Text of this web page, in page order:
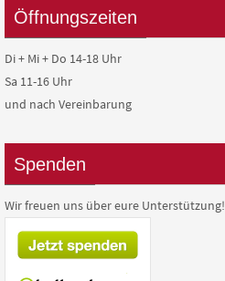
Öffnungszeiten
Di + Mi + Do 14-18 Uhr
Sa 11-16 Uhr
und nach Vereinbarung
Spenden
Wir freuen uns über eure Unterstützung!